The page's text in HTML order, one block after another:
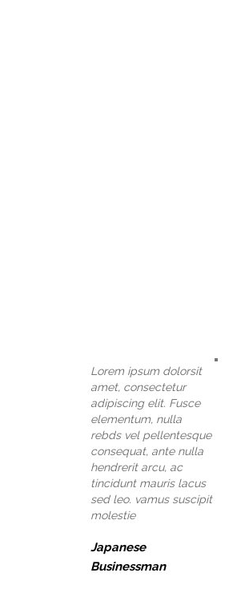
Lorem ipsum dolorsit
amet, consectetur
adipiscing elit. Fusce
elementum, nulla
rebds vel pellentesque
consequat, ante nulla
hendrerit arcu, ac
tincidunt mauris lacus
sed leo. vamus suscipit
molestie
Japanese
Businessman